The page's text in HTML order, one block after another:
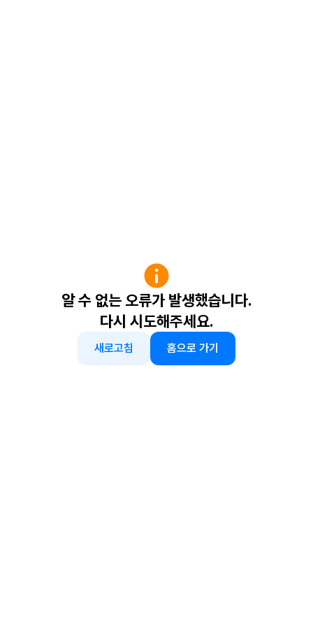
알 수 없는 오류가 발생했습니다.
다시 시도해주세요.
새로고침 홈으로 가기